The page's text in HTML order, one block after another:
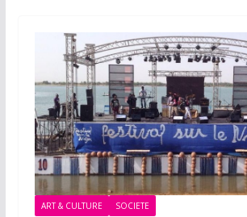
ART & CULTURE SOCIETE